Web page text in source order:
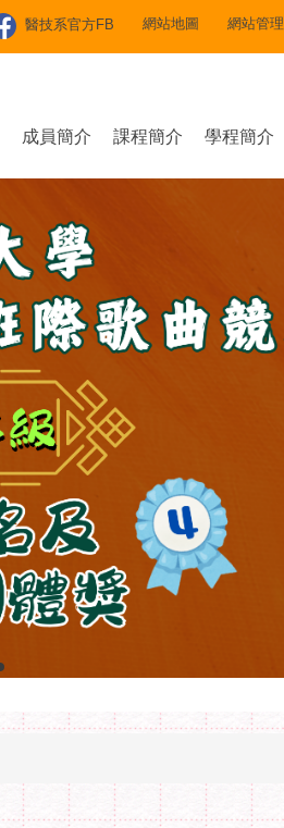
成員簡介 課程簡介 學程簡介
醫技系官方FB 網站地圖 網站管理